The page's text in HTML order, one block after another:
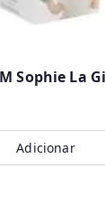
Sophie La
Adicionar